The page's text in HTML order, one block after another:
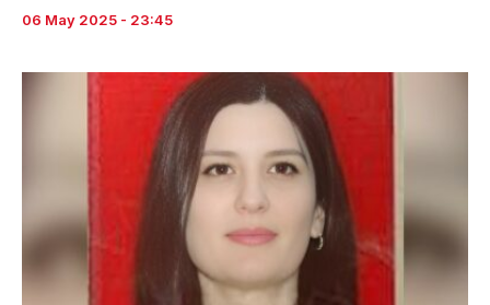
06 May 2025 - 23:45